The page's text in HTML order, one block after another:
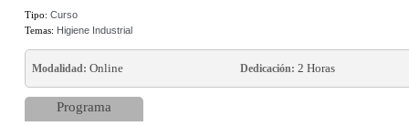
Tipo: Curso
Temas: Higiene Industrial
Modalidad: Online Dedicación: 2 Horas
Programa